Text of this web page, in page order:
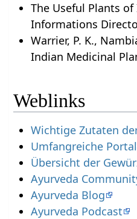
The Useful Plants
Informations
Warrier, P. K.,
Indian Medicinal
Weblinks
Wichtige Zutaten
Umfangreiche
Übersicht der
Ayurveda
Ayurveda Blog
Ayurveda Podcast